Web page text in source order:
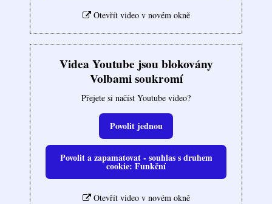
Otevřít video v novém okně
Videa Youtube jsou blokovány
Volbami soukromí
Přejete si načíst Youtube video?
Povolit jednou
Povolit a zapamatovat - souhlas s druhem
cookie: Funkční
Otevřít video v novém okně